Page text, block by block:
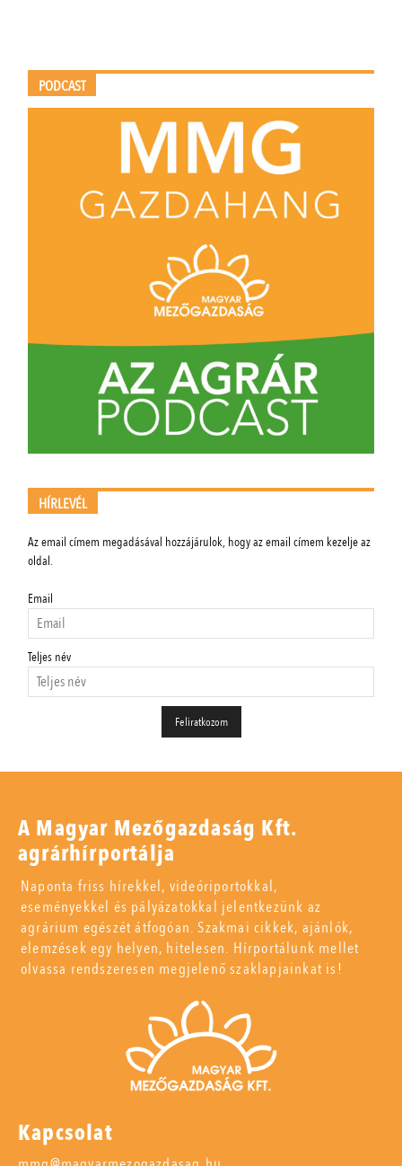
PODCAST
HÍRLEVÉL
Az email címem megadásával hozzájárulok, hogy az email címem kezelje az
oldal.
Email
Teljes név
A Magyar Mezőgazdaság Kft.
agrárhírportálja
Naponta friss hírekkel, videóriportokkal,
eseményekkel és pályázatokkal jelentkezünk az
agrárium egészét átfogóan. Szakmai cikkek, ajánlók,
elemzések egy helyen, hitelesen. Hírportálunk mellet
olvassa rendszeresen megjelenő szaklapjainkat is!
Kapcsolat